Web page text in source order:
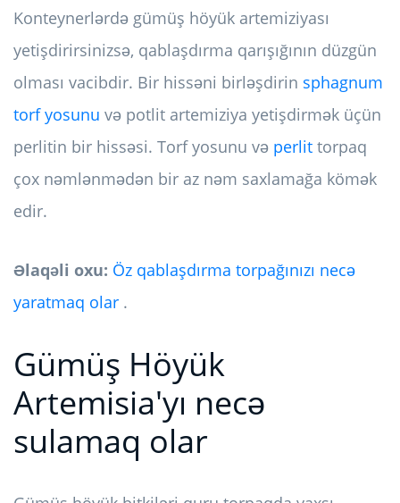
Konteynerlərdə gümüş höyük artemiziyası
yetişdirirsinizsə, qablaşdırma qarışığının düzgün
olması vacibdir. Bir hissəni birləşdirin sphagnum
torf yosunu və potlit artemiziya yetişdirmək üçün
perlitin bir hissəsi. Torf yosunu və perlit torpaq
çox nəmlənmədən bir az nəm saxlamağa kömək
edir.
Əlaqəli oxu: Öz qablaşdırma torpağınızı necə
yaratmaq olar .
Gümüş Höyük
Artemisia'yı necə
sulamaq olar